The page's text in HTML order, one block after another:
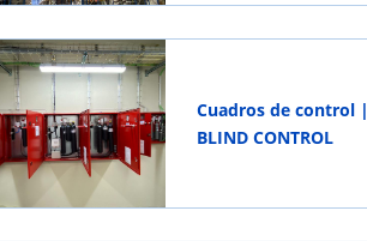
Cuadros de control |
BLIND CONTROL